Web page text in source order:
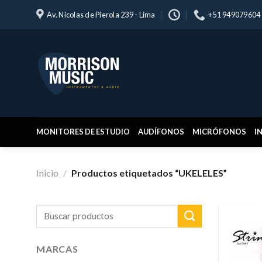
Av. Nicolas de Pierola 239 - Lima +51 949079604
MONITORES DE ESTUDIO AUDÍFONOS MICRÓFONOS
Inicio / Productos etiquetados “UKELELES”
Buscar
MARCAS